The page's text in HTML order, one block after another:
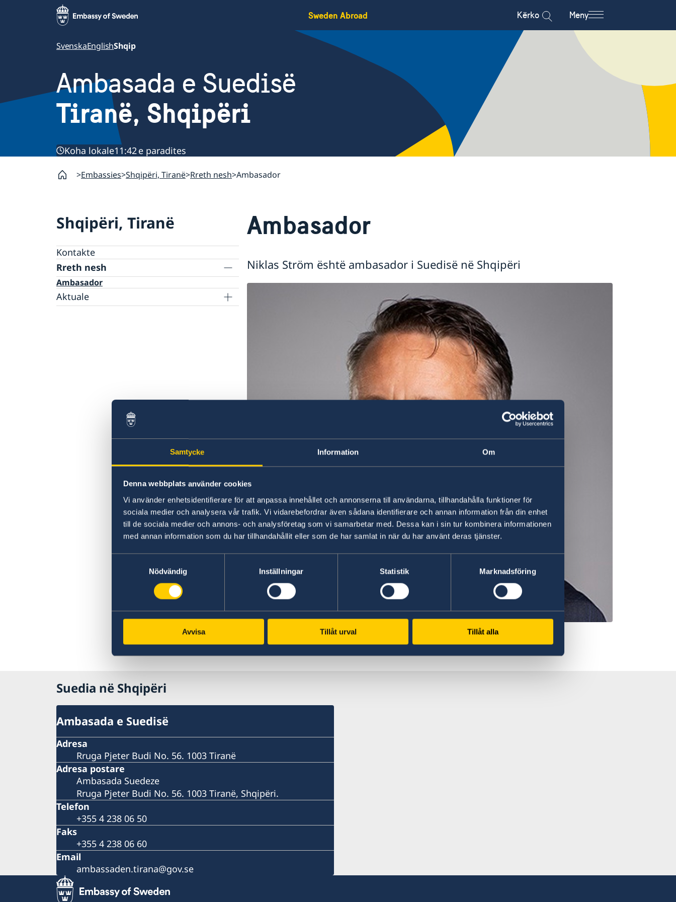
Samtycke Information Om
Denna webbplats använder cookies
Vi använder enhetsidentifierare för att anpassa innehållet och annonserna till användarna, tillhandahålla funktioner för
sociala medier och analysera vår trafik. Vi vidarebefordrar även sådana identifierare och annan information från din enhet
till de sociala medier och annons- och analysföretag som vi samarbetar med. Dessa kan i sin tur kombinera informationen
med annan information som du har tillhandahållit eller som de har samlat in när du har använt deras tjänster.
Nödvändig
Inställningar Statistik Marknadsföring
Avvisa Tillåt urval Tillåt alla
Sweden Abroad Kërko Meny
SvenskaEnglishShqip
Ambasada e Suedisë
Tiranë, Shqipëri
Koha lokale11:42 e paradites
Embassies Shqipëri, Tiranë Rreth nesh Ambasador
Shqipëri, Tiranë
Kontakte
Rreth nesh
Ambasador
Aktuale
Ambasador
Niklas Ström është ambasador i Suedisë në Shqipëri
Ambassador Niklas Ström. Photo: Kristian Pohl
H.E. Z. Niklas StrömAmbasador
Suedia në Shqipëri
Ambasada e Suedisë
Adresa
Rruga Pjeter Budi No. 56. 1003 Tiranë
Adresa postare
Ambasada Suedeze
Rruga Pjeter Budi No. 56. 1003 Tiranë, Shqipëri.
Telefon
+355 4 238 06 50
Faks
+355 4 238 06 60
Email
ambassaden.tirana@gov.se